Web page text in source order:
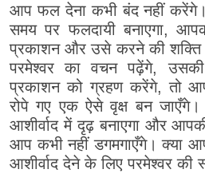
आप फल देना कभी बंद नहीं
समय पर फलदायी बनाएगा,
प्रकाशन और उसे करने की शक्ति
परमेश्वर का वचन पढ़ेंगे,
प्रकाशन को ग्रहण करेंगे, तो
रोपे गए एक ऐसे वृक्ष बन
आशीर्वाद में दृढ़ बनाएगा और
आप कभी नहीं डगमगाएँगे। क्या
आशीर्वाद देने के लिए परमेश्वर